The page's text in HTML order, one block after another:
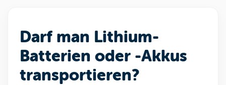
Darf man Lithium-
Batterien oder -Akkus
transportieren?